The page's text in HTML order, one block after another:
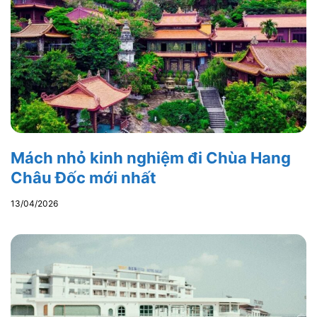
Mách nhỏ kinh nghiệm đi Chùa Hang
Châu Đốc mới nhất
13/04/2026